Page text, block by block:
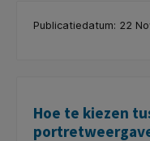
Publicatiedatum: 22
Hoe te kiezen